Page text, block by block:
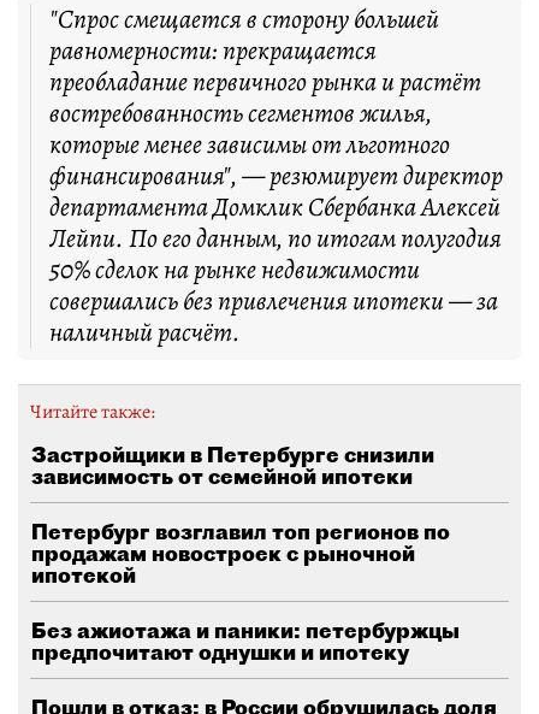
"Спрос смещается в сторону большей
равномерности: прекращается
преобладание первичного рынка и растёт
востребованность сегментов жилья,
которые менее зависимы от льготного
финансирования", — резюмирует директор
департамента Домклик Сбербанка Алексей
Лейпи. По его данным, по итогам полугодия
50% сделок на рынке недвижимости
совершались без привлечения ипотеки — за
наличный расчёт.
Читайте также:
Застройщики в Петербурге снизили
зависимость от семейной ипотеки
Петербург возглавил топ регионов по
продажам новостроек с рыночной
ипотекой
Без ажиотажа и паники: петербуржцы
предпочитают однушки и ипотеку
Пошли в отказ: в России обрушилась доля